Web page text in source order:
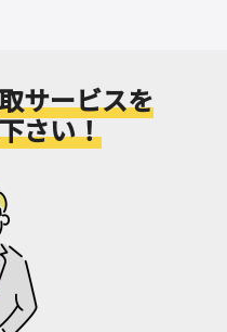
サービスを
さい！